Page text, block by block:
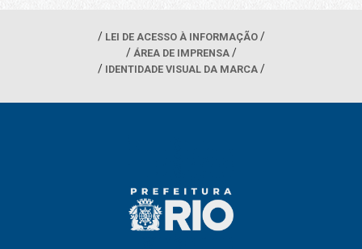
LEI DE ACESSO À INFORMAÇÃO
ÁREA DE IMPRENSA
IDENTIDADE VISUAL DA MARCA